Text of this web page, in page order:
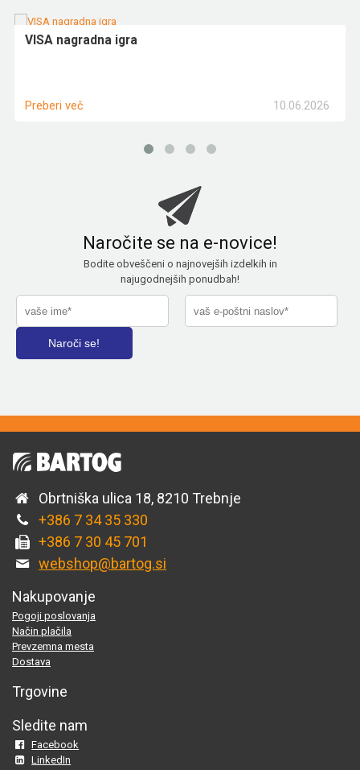
VISA nagradna igra
10.06.2026
Preberi več
Naročite se na e-novice!
Bodite obveščeni o najnovejših izdelkih in
najugodnejših ponudbah!
Obrtniška ulica 18, 8210 Trebnje
+386 7 34 35 330
+386 7 30 45 701
webshop@bartog.si
Nakupovanje
Pogoji poslovanja
Način plačila
Prevzemna mesta
Dostava
Trgovine
Sledite nam
Facebook
LinkedIn